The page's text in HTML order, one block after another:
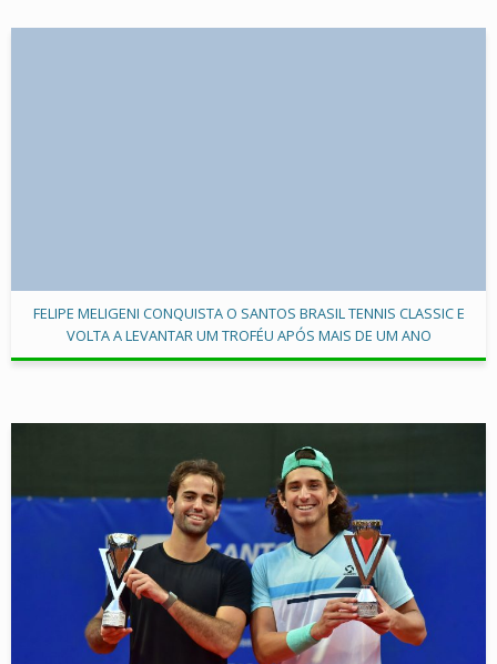
FELIPE MELIGENI CONQUISTA O SANTOS BRASIL TENNIS CLASSIC E
VOLTA A LEVANTAR UM TROFÉU APÓS MAIS DE UM ANO